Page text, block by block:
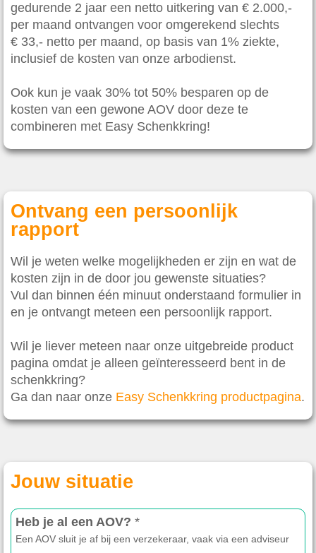
gedurende 2 jaar een netto uitkering van € 2.000,-
per maand ontvangen voor omgerekend slechts
€ 33,- netto per maand, op basis van 1% ziekte,
inclusief de kosten van onze arbodienst.
Ook kun je vaak 30% tot 50% besparen op de
kosten van een gewone AOV door deze te
combineren met Easy Schenkkring!
Ontvang een persoonlijk
rapport
Wil je weten welke mogelijkheden er zijn en wat de
kosten zijn in de door jou gewenste situaties?
Vul dan binnen één minuut onderstaand formulier in
en je ontvangt meteen een persoonlijk rapport.
Wil je liever meteen naar onze uitgebreide product
pagina omdat je alleen geïnteresseerd bent in de
schenkkring?
Ga dan naar onze Easy Schenkkring productpagina.
Jouw situatie
Heb je al een AOV? *
Een AOV sluit je af bij een verzekeraar, vaak via een adviseur